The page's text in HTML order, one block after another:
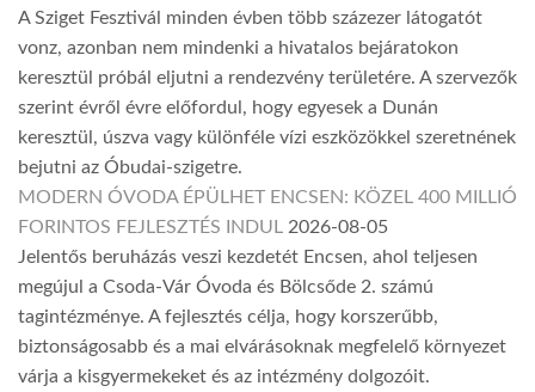
A Sziget Fesztivál minden évben több százezer látogatót
vonz, azonban nem mindenki a hivatalos bejáratokon
keresztül próbál eljutni a rendezvény területére. A szervezők
szerint évről évre előfordul, hogy egyesek a Dunán
keresztül, úszva vagy különféle vízi eszközökkel szeretnének
bejutni az Óbudai-szigetre.
MODERN ÓVODA ÉPÜLHET ENCSEN: KÖZEL 400 MILLIÓ
FORINTOS FEJLESZTÉS INDUL 2026-08-05
Jelentős beruházás veszi kezdetét Encsen, ahol teljesen
megújul a Csoda-Vár Óvoda és Bölcsőde 2. számú
tagintézménye. A fejlesztés célja, hogy korszerűbb,
biztonságosabb és a mai elvárásoknak megfelelő környezet
várja a kisgyermekeket és az intézmény dolgozóit.